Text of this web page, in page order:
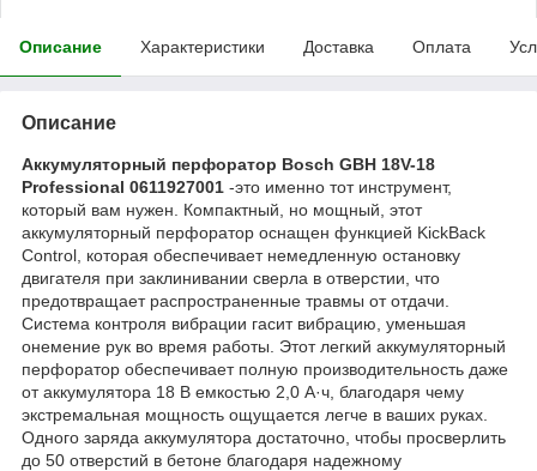
Описание Характеристики Доставка Оплата
Описание
Аккумуляторный перфоратор Bosch GBH 18V-18
Professional 0611927001 -это именно тот инструмент,
который вам нужен. Компактный, но мощный, этот
аккумуляторный перфоратор оснащен функцией KickBack
Control, которая обеспечивает немедленную остановку
двигателя при заклинивании сверла в отверстии, что
предотвращает распространенные травмы от отдачи.
Система контроля вибрации гасит вибрацию, уменьшая
онемение рук во время работы. Этот легкий аккумуляторный
перфоратор обеспечивает полную производительность даже
от аккумулятора 18 В емкостью 2,0 А·ч, благодаря чему
экстремальная мощность ощущается легче в ваших руках.
Одного заряда аккумулятора достаточно, чтобы просверлить
до 50 отверстий в бетоне благодаря надежному